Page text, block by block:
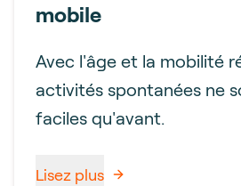
mobile
Avec l'âge et la mobilité
activités spontanées ne
faciles qu'avant.
Lisez plus